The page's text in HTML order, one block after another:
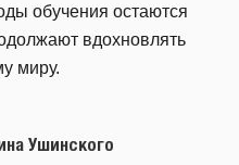
обучения остаются
вдохновлять
миру.
Ушинского